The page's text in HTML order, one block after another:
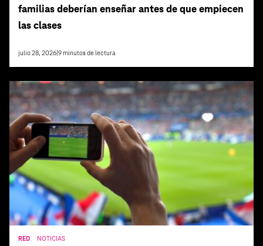
familias deberían enseñar antes de que empiecen
las clases
julio 28, 2026 9 minutos de lectura
RED NOTICIAS